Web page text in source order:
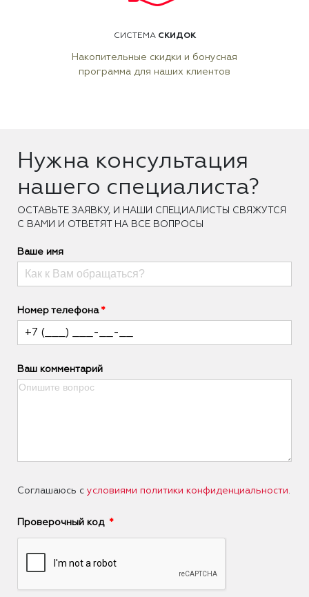
СИСТЕМА СКИДОК
Накопительные скидки и бонусная
программа для наших клиентов
Нужна консультация
нашего специалиста?
ОCТАВЬТЕ ЗАЯВКУ, И НАШИ СПЕЦИАЛИСТЫ СВЯЖУТСЯ
С ВАМИ И ОТВЕТЯТ НА ВСЕ ВОПРОСЫ
Ваше имя
Номер телефона
Ваш комментарий
Соглашаюсь с условиями политики конфиденциальности.
Проверочный код